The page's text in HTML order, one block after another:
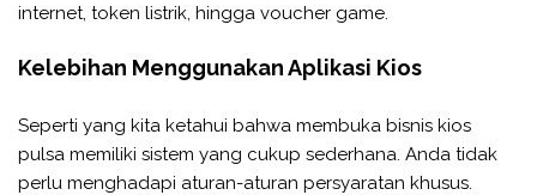
internet, token listrik, hingga voucher game.
Kelebihan Menggunakan Aplikasi Kios
Seperti yang kita ketahui bahwa membuka bisnis kios
pulsa memiliki sistem yang cukup sederhana. Anda tidak
perlu menghadapi aturan-aturan persyaratan khusus.